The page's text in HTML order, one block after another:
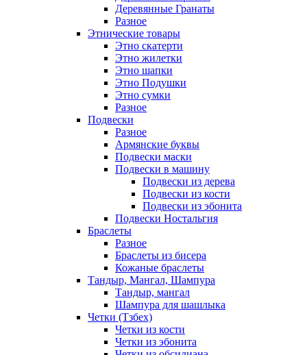
Деревянные Гранаты
Разное
Этнические товары
Этно скатерти
Этно жилетки
Этно шапки
Этно Подушки
Этно сумки
Разное
Подвески
Разное
Армянские буквы
Подвески маски
Подвески в машину
Подвески из дерева
Подвески из кости
Подвески из эбонита
Подвески Ностальгия
Браслеты
Разное
Браслеты из бисера
Кожаные браслеты
Тандыр, Мангал, Шампура
Тандыр, мангал
Шампура для шашлыка
Четки (Тзбех)
Четки из кости
Четки из эбонита